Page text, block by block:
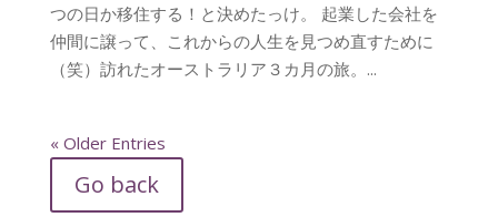
つの日か移住する！と決めたっけ。 起業した会社を
仲間に譲って、これからの人生を見つめ直すために
（笑）訪れたオーストラリア３カ月の旅。...
« Older Entries
Go back